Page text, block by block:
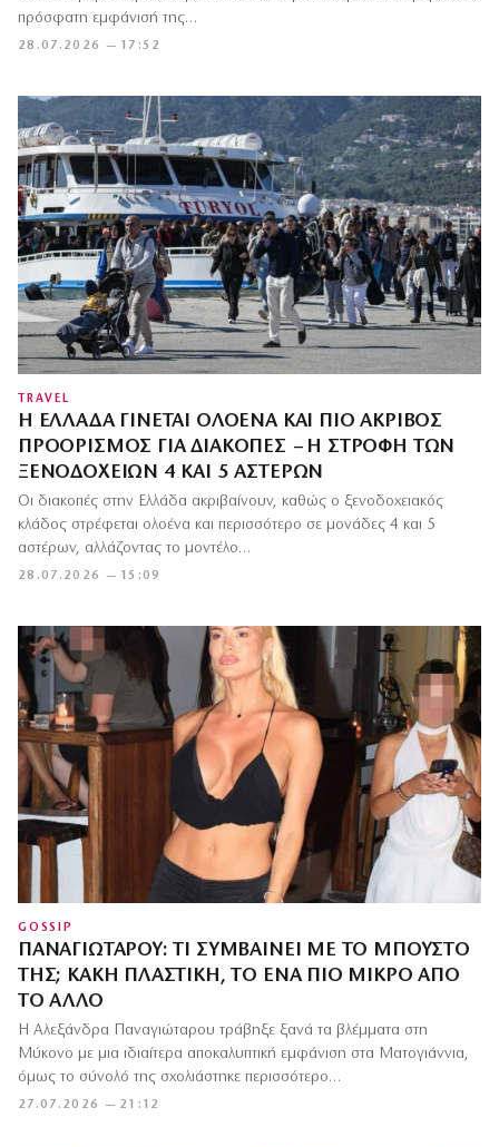
28.07.2026 — 17:52
πρόσφατη εμφάνισή της…
TRAVEL
Η ΕΛΛΆΔΑ ΓΊΝΕΤΑΙ ΟΛΟΈΝΑ ΚΑΙ ΠΙΟ ΑΚΡΙΒΌΣ
ΠΡΟΟΡΙΣΜΌΣ ΓΙΑ ΔΙΑΚΟΠΈΣ – Η ΣΤΡΟΦΉ ΤΩΝ
ΞΕΝΟΔΟΧΕΊΩΝ 4 ΚΑΙ 5 ΑΣΤΈΡΩΝ
28.07.2026 — 15:09
Οι διακοπές στην Ελλάδα ακριβαίνουν, καθώς ο ξενοδοχειακός
κλάδος στρέφεται ολοένα και περισσότερο σε μονάδες 4 και 5
αστέρων, αλλάζοντας το μοντέλο…
GOSSIP
ΠΑΝΑΓΙΏΤΑΡΟΥ: ΤΙ ΣΥΜΒΑΊΝΕΙ ΜΕ ΤΟ ΜΠΟΎΣΤΟ
ΤΗΣ; ΚΑΚΉ ΠΛΑΣΤΙΚΉ, ΤΟ ΈΝΑ ΠΙΟ ΜΙΚΡΌ ΑΠΌ
ΤΟ ΆΛΛΟ
27.07.2026 — 21:12
Η Αλεξάνδρα Παναγιώταρου τράβηξε ξανά τα βλέμματα στη
Μύκονο με μια ιδιαίτερα αποκαλυπτική εμφάνιση στα Ματογιάννια,
όμως το σύνολό της σχολιάστηκε περισσότερο…